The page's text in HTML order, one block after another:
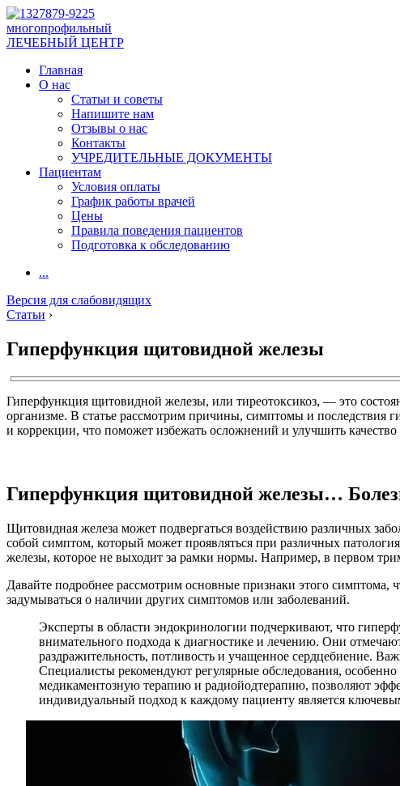
многопрофильный
ЛЕЧЕБНЫЙ ЦЕНТР
Главная
О нас
Статьи и советы
Напишите нам
Отзывы о нас
Контакты
УЧРЕДИТЕЛЬНЫЕ ДОКУМЕНТЫ
Пациентам
Условия оплаты
График работы врачей
Цены
Правила поведения пациентов
Подготовка к обследованию
...
Версия для слабовидящих
Статьи ›
Гиперфункция щитовидной железы
Гиперфункция щитовидной железы, или тиреотоксикоз, — это
организме. В статье рассмотрим причины, симптомы и последствия
и коррекции, что поможет избежать осложнений и улучшить
Гиперфункция щитовидной железы…
Щитовидная железа может подвергаться воздействию различных
собой симптом, который может проявляться при различных
железы, которое не выходит за рамки нормы. Например, в первом
Давайте подробнее рассмотрим основные признаки этого симптома,
задумываться о наличии других симптомов или заболеваний.
Эксперты в области эндокринологии подчеркивают, что
внимательного подхода к диагностике и лечению. Они
раздражительность, потливость и учащенное сердцебиение.
Специалисты рекомендуют регулярные обследования,
медикаментозную терапию и радиойодтерапию, позволяют
индивидуальный подход к каждому пациенту является